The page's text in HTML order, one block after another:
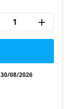
+
30/08/2026